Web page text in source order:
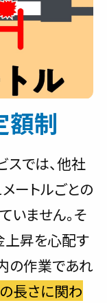
額制
では、他社
ートルごとの
いません。そ
上昇を心配す
の作業であれ
長さに関わ